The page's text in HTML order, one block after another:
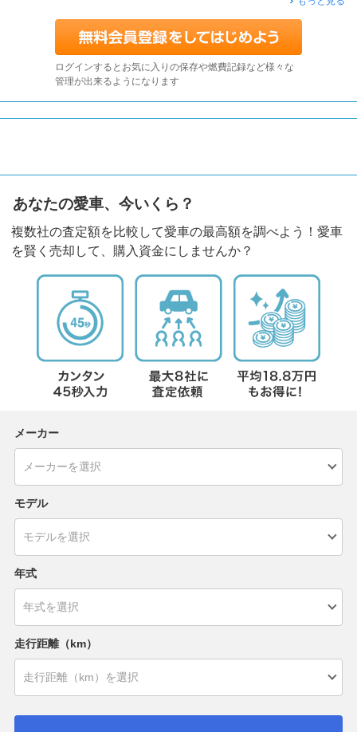
ログインするとお気に入りの保存や燃費記録など様々な
管理が出来るようになります
あなたの愛車、今いくら？
複数社の査定額を比較して愛車の最高額を調べよう！愛車
を賢く売却して、購入資金にしませんか？
メーカー
モデル
年式
走行距離（km）